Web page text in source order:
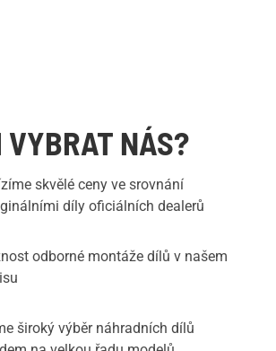
VYBRAT NÁS?
skvělé ceny ve srovnání
díly oficiálních dealerů
odborné montáže dílů v našem
široký výběr náhradních dílů